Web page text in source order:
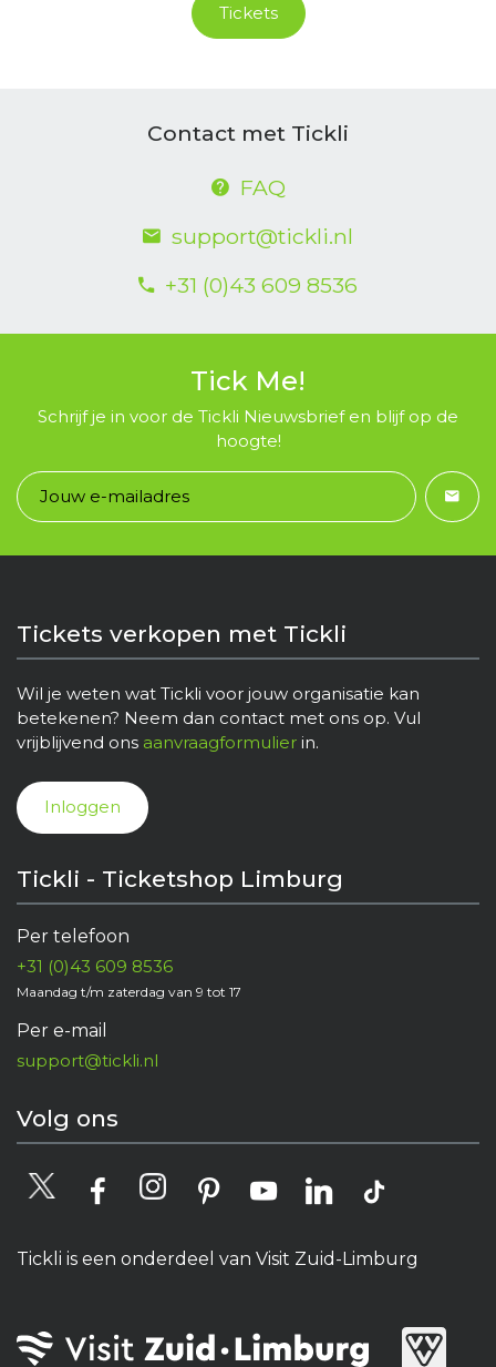
Tickets
Contact met Tickli
FAQ
support@tickli.nl
+31 (0)43 609 8536
Tick Me!
Schrijf je in voor de Tickli Nieuwsbrief en blijf op de
hoogte!
Tickets verkopen met Tickli
Wil je weten wat Tickli voor jouw organisatie kan
betekenen? Neem dan contact met ons op. Vul
vrijblijvend ons aanvraagformulier in.
Inloggen
Tickli - Ticketshop Limburg
Per telefoon
+31 (0)43 609 8536
Maandag t/m zaterdag van 9 tot 17
Per e-mail
support@tickli.nl
Volg ons
Tickli is een onderdeel van Visit Zuid-Limburg